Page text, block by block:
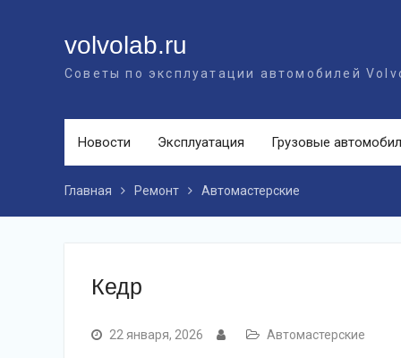
volvolab.ru
Советы по эксплуатации автомобилей
Новости Эксплуатация Грузовые
Главная Ремонт Автомастерские
Кедр
22 января, 2026 Автомастерские